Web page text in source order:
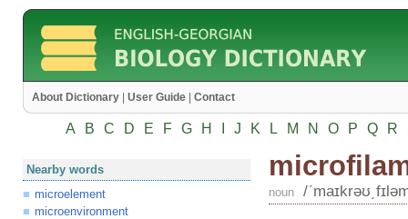
About Dictionary User Guide Contact
A B C D E F G H J K L M N O P Q R
Nearby words
microelement
microenvironment
noun /